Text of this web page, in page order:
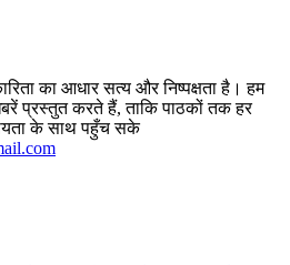
का आधार सत्य और निष्पक्षता है। हम
प्रस्तुत करते हैं, ताकि पाठकों तक हर
के साथ पहुँच सके